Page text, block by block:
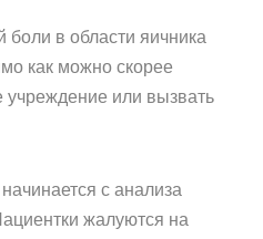
боли в области яичника
как можно скорее
учреждение или вызвать
с анализа
жалуются на